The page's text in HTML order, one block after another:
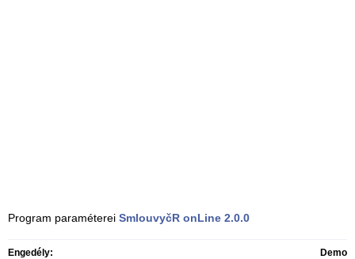
Program paraméterei SmlouvyčR onLine 2.0.0
Engedély: Demo